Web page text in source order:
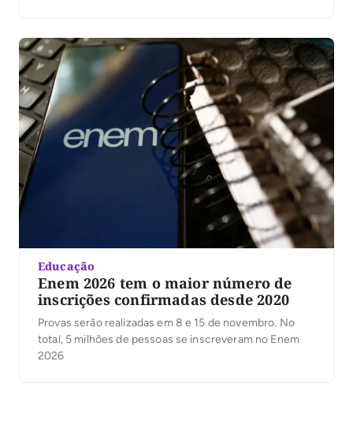
outros campi e busca defender uma formação de
qualidade, uma gestão acadêmica próxima dos
estudantes […]
Educação
Enem 2026 tem o maior número de
inscrições confirmadas desde 2020
Provas serão realizadas em 8 e 15 de novembro. No
total, 5 milhões de pessoas se inscreveram no Enem
2026